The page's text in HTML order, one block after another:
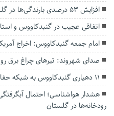
افزایش ۵۳ درصدی بارندگی‌ها در گلستان
اتفاقی عجیب در‌ گنبدکاووس و
امام جمعه گنبدکاووس: اخراج
صدای شهروند: تیرهای چراغ برق
۱۱ دهیاری گنبدکاووس به شبکه حفاظت مردمی منابع طبیعی پیوستند
هشدار هواشناسی؛ احتمال
رودخانه‌ها در گلستان